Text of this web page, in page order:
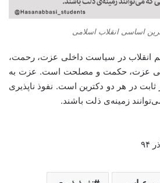
اساسی انقلاب اسلامی
انقلاب در سیاست داخلی عزت، رحمت،
عزت، حکمت و مصلحت است. عزت به
ثابت در هر دو دکترین است. نفوذ ناپذیری
زمینه‌ی ذلت باشند.